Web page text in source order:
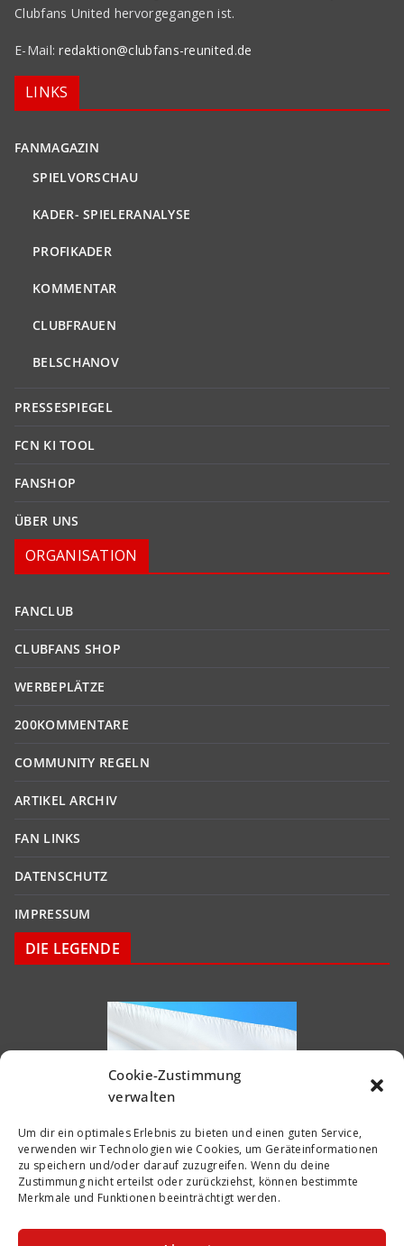
Cookie-Zustimmung
verwalten
Um dir ein optimales Erlebnis zu bieten und einen guten Service,
verwenden wir Technologien wie Cookies, um Geräteinformationen
zu speichern und/oder darauf zuzugreifen. Wenn du deine
Zustimmung nicht erteilst oder zurückziehst, können bestimmte
Merkmale und Funktionen beeinträchtigt werden.
Clubfans United hervorgegangen ist.
E-Mail: redaktion@clubfans-reunited.de
LINKS
FANMAGAZIN
SPIELVORSCHAU
KADER- SPIELERANALYSE
PROFIKADER
KOMMENTAR
CLUBFRAUEN
BELSCHANOV
PRESSESPIEGEL
FCN KI TOOL
FANSHOP
ÜBER UNS
ORGANISATION
FANCLUB
CLUBFANS SHOP
WERBEPLÄTZE
200KOMMENTARE
COMMUNITY REGELN
ARTIKEL ARCHIV
FAN LINKS
DATENSCHUTZ
IMPRESSUM
DIE LEGENDE